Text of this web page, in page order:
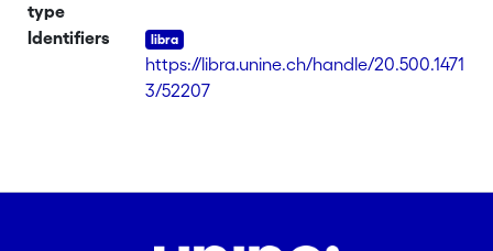
type
Identifiers
https://libra.unine.ch/handle/20.500.1471
3/52207